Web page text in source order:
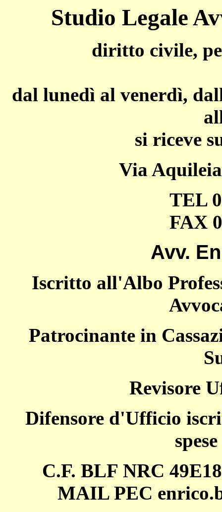
Studio Legale
diritto civile,
dal lunedì al venerdì,
si riceve
Via
TEL
FAX
Avv.
Iscritto all'Albo
Patrocinante in
Revisore
Difensore d'Ufficio
C.F. BLF NRC
MAIL PEC